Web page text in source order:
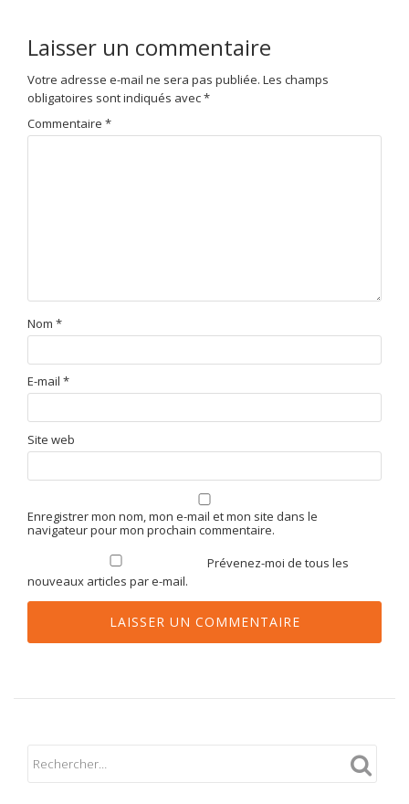
Laisser un commentaire
Votre adresse e-mail ne sera pas publiée. Les champs
obligatoires sont indiqués avec*
Commentaire *
Nom *
E-mail *
Site web
Enregistrer mon nom, mon e-mail et mon site dans le
navigateur pour mon prochain commentaire.
Prévenez-moi de tous les
nouveaux articles par e-mail.